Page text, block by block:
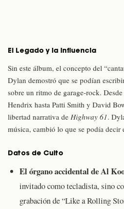
El Legado y la Influencia
Sin este álbum, el concepto del
Dylan demostró que se podían
sobre un ritmo de garage-rock.
Hendrix hasta Patti Smith y David
libertad narrativa de Highway 61.
música, cambió lo que se podía decir
Datos de Culto
El órgano accidental de Al
invitado como tecladista, sino
grabación de “Like a Rolling